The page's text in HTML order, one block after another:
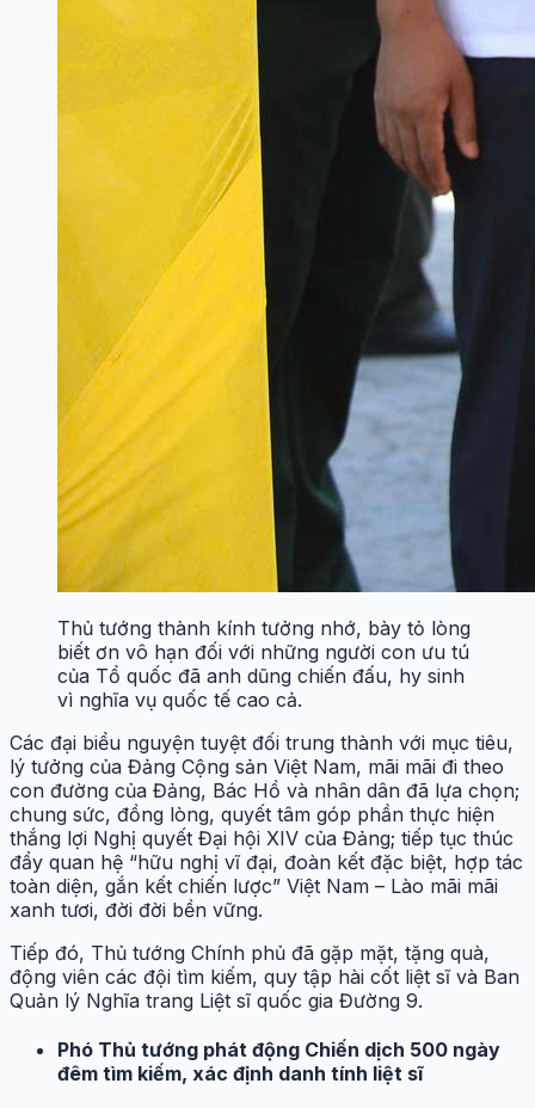
Thủ tướng thành kính tưởng nhớ, bày tỏ lòng
biết ơn vô hạn đối với những người con ưu tú
của Tổ quốc đã anh dũng chiến đấu, hy sinh
vì nghĩa vụ quốc tế cao cả.
Các đại biểu nguyện tuyệt đối trung thành với mục tiêu,
lý tưởng của Đảng Cộng sản Việt Nam, mãi mãi đi theo
con đường của Đảng, Bác Hồ và nhân dân đã lựa chọn;
chung sức, đồng lòng, quyết tâm góp phần thực hiện
thắng lợi Nghị quyết Đại hội XIV của Đảng; tiếp tục thúc
đẩy quan hệ “hữu nghị vĩ đại, đoàn kết đặc biệt, hợp tác
toàn diện, gắn kết chiến lược” Việt Nam – Lào mãi mãi
xanh tươi, đời đời bền vững.
Tiếp đó, Thủ tướng Chính phủ đã gặp mặt, tặng quà,
động viên các đội tìm kiếm, quy tập hài cốt liệt sĩ và Ban
Quản lý Nghĩa trang Liệt sĩ quốc gia Đường 9.
Phó Thủ tướng phát động Chiến dịch 500 ngày
đêm tìm kiếm, xác định danh tính liệt sĩ